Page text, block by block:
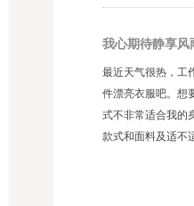
我心期待静享风
最近天气很热，工
件漂亮衣服吧。想
式不非常适合我的
款式和面料及适不